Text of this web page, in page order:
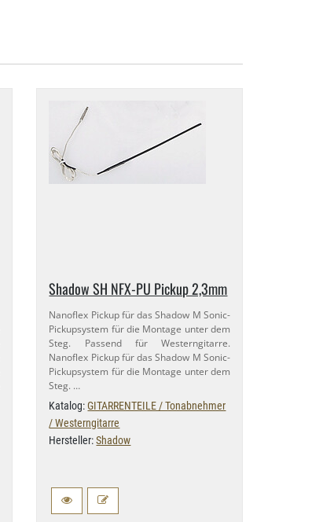
Shadow SH NFX-​PU Pickup 2,​3mm
Nanoflex Pickup für das Shadow M Sonic-​
Pickupsystem für die Montage unter dem
Steg. Passend für Westerngitarre.
Nanoflex Pickup für das Shadow M Sonic-​
Pickupsystem für die Montage unter dem
Steg. …
Katalog:GITARRENTEILE / Tonabnehmer
/ Westerngitarre
Hersteller:Shadow